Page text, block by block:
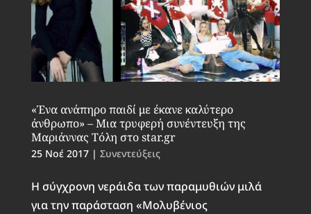
«Ένα ανάπηρο παιδί με έκανε καλύτερο
άνθρωπο» – Μια τρυφερή συνέντευξη της
Μαριάννας Τόλη στο star.gr
25 Νοέ 2017| Συνεντεύξεις
Η σύγχρονη νεράιδα των παραμυθιών μιλά
για την παράσταση «Μολυβένιος